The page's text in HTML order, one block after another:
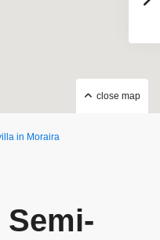
close map
in Moraira
Semi-